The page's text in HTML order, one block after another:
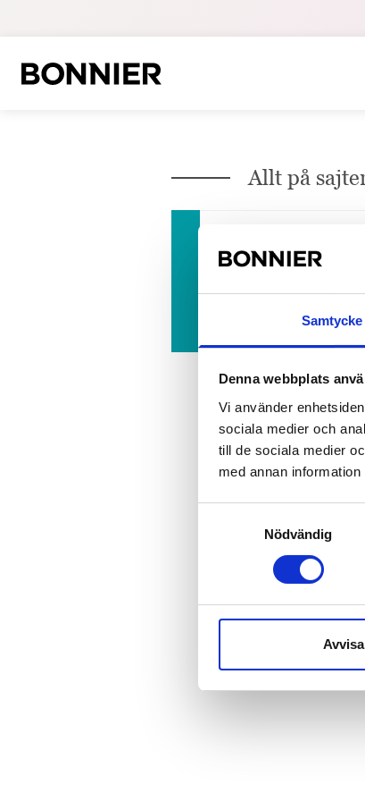
Samtycke
Denna webbplats
Vi använder
sociala medier och
till de sociala medier
med annan
Nödvändig
Avvisa
Allt på
Här är vinnarna
Stora delar av
Journalistpriset delades...